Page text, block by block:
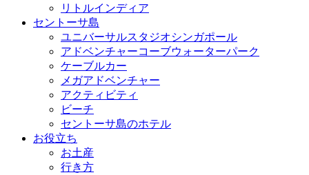
リトルインディア
セントーサ島
ユニバーサルスタジオシンガポール
アドベンチャーコーブウォーターパーク
ケーブルカー
メガアドベンチャー
アクティビティ
ビーチ
セントーサ島のホテル
お役立ち
お土産
行き方